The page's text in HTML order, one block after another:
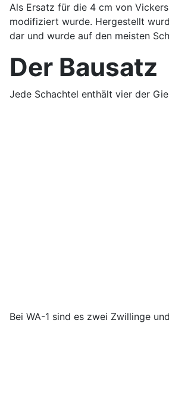
Als Ersatz für die 4 cm von
modifiziert wurde. Hergestellt
dar und wurde auf den meisten
Der Bausatz
Jede Schachtel enthält vier der
Bei WA-1 sind es zwei Zwillinge